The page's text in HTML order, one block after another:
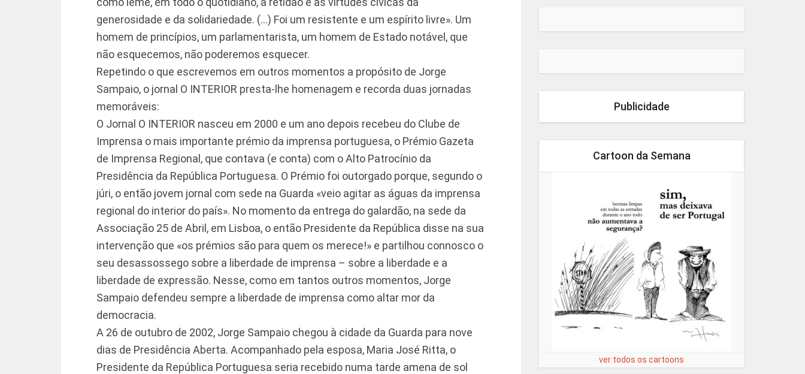
generosidade e da solidariedade. (…) Foi um resistente e um espírito livre». Um
homem de princípios, um parlamentarista, um homem de Estado notável, que
não esquecemos, não poderemos esquecer.
Repetindo o que escrevemos em outros momentos a propósito de Jorge
Sampaio, o jornal O INTERIOR presta-lhe homenagem e recorda duas jornadas
memoráveis:
O Jornal O INTERIOR nasceu em 2000 e um ano depois recebeu do Clube de
Imprensa o mais importante prémio da imprensa portuguesa, o Prémio Gazeta
de Imprensa Regional, que contava (e conta) com o Alto Patrocínio da
Presidência da República Portuguesa. O Prémio foi outorgado porque, segundo o
júri, o então jovem jornal com sede na Guarda «veio agitar as águas da imprensa
regional do interior do país». No momento da entrega do galardão, na sede da
Associação 25 de Abril, em Lisboa, o então Presidente da República disse na sua
intervenção que «os prémios são para quem os merece!» e partilhou connosco o
seu desassossego sobre a liberdade de imprensa – sobre a liberdade e a
liberdade de expressão. Nesse, como em tantos outros momentos, Jorge
Sampaio defendeu sempre a liberdade de imprensa como altar mor da
democracia.
A 26 de outubro de 2002, Jorge Sampaio chegou à cidade da Guarda para nove
dias de Presidência Aberta. Acompanhado pela esposa, Maria José Ritta, o
Presidente da República Portuguesa seria recebido numa tarde amena de sol
Publicidade
Cartoon da Semana
ver todos os cartoons